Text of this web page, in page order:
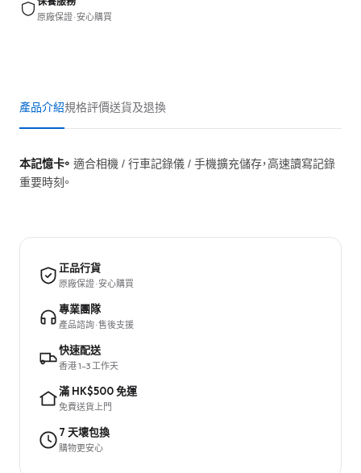
原廠保證 · 安心購買
產品介紹規格評價送貨及退換
本記憶卡。 適合相機 / 行車記錄儀 / 手機擴充儲存，高速讀寫記錄
重要時刻。
正品行貨
原廠保證 · 安心購買
專業團隊
產品諮詢 · 售後支援
快速配送
香港 1–3 工作天
滿 HK$500 免運
免費送貨上門
7 天壞包換
購物更安心